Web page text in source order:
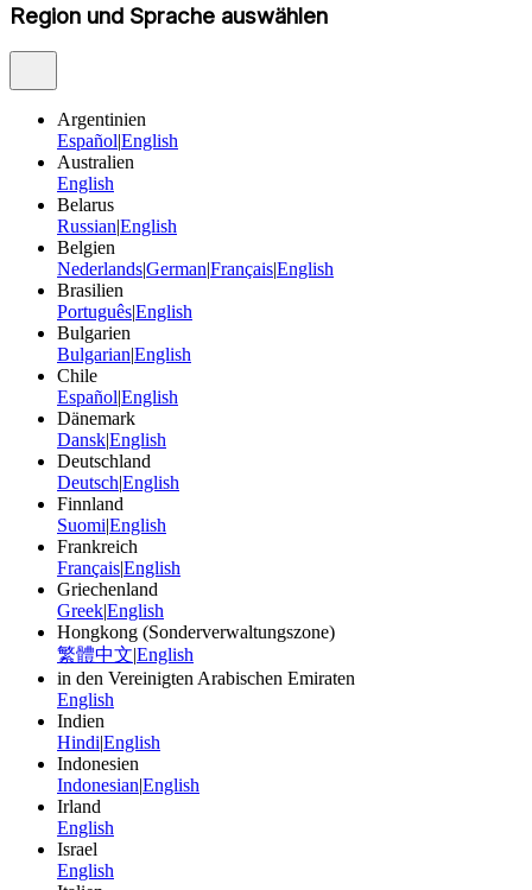
Region und Sprache auswählen
Argentinien
EspañolEnglish
Australien
English
Belarus
RussianEnglish
Belgien
NederlandsGermanFrançaisEnglish
Brasilien
PortuguêsEnglish
Bulgarien
BulgarianEnglish
Chile
EspañolEnglish
Dänemark
DanskEnglish
Deutschland
DeutschEnglish
Finnland
SuomiEnglish
Frankreich
FrançaisEnglish
Griechenland
GreekEnglish
Hongkong (Sonderverwaltungszone)
繁體中文 English
in den Vereinigten Arabischen Emiraten
English
Indien
HindiEnglish
Indonesien
IndonesianEnglish
Irland
English
Israel
English